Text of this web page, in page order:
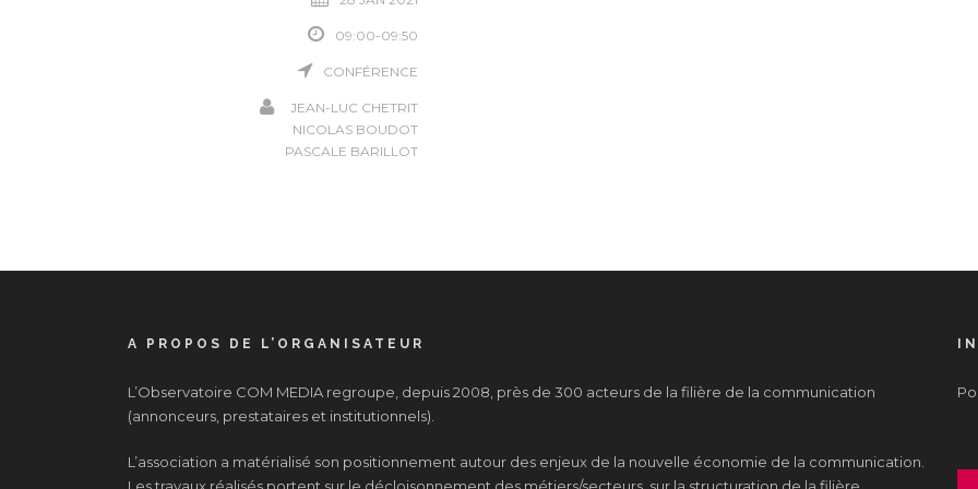
09:00-09:50
CONFÉRENCE
JEAN-LUC CHETRIT
NICOLAS BOUDOT
PASCALE BARILLOT
A PROPOS DE L’ORGANISATEUR
L’Observatoire COM MEDIA regroupe, depuis 2008, près de 300 acteurs de la filière de la communication
(annonceurs, prestataires et institutionnels).
L’association a matérialisé son positionnement autour des enjeux de la nouvelle économie de la communication.